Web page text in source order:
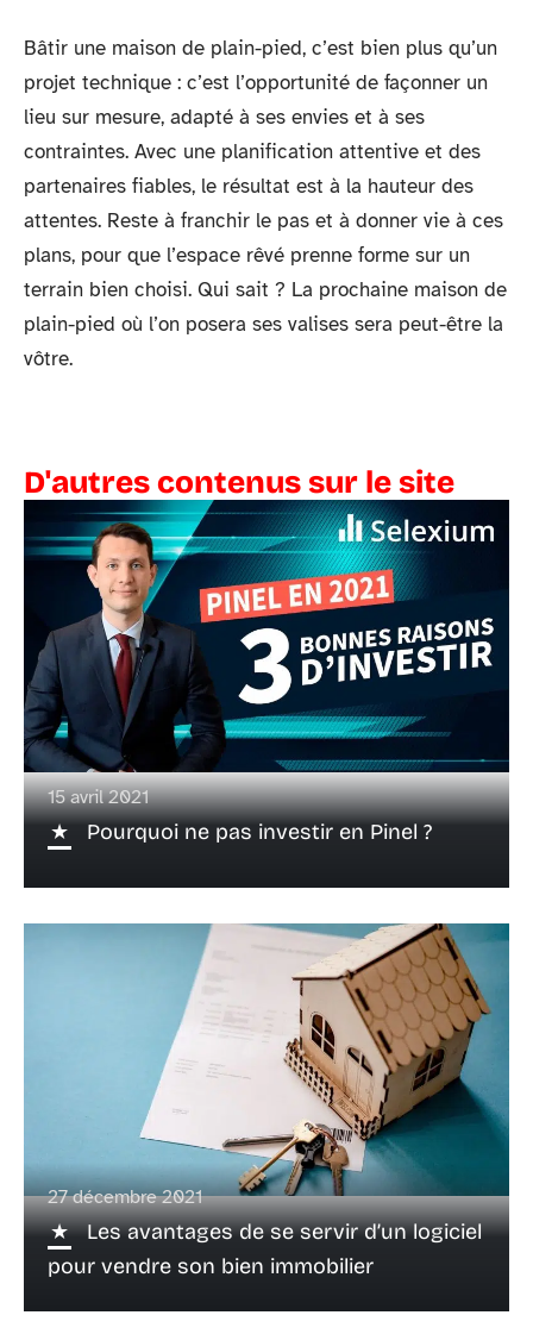
Bâtir une maison de plain-pied, c’est bien plus qu’un
projet technique : c’est l’opportunité de façonner un
lieu sur mesure, adapté à ses envies et à ses
contraintes. Avec une planification attentive et des
partenaires fiables, le résultat est à la hauteur des
attentes. Reste à franchir le pas et à donner vie à ces
plans, pour que l’espace rêvé prenne forme sur un
terrain bien choisi. Qui sait ? La prochaine maison de
plain-pied où l’on posera ses valises sera peut-être la
vôtre.
D'autres contenus sur le site
15 avril 2021
Pourquoi ne pas investir en Pinel ?
27 décembre 2021
Les avantages de se servir d’un logiciel
pour vendre son bien immobilier